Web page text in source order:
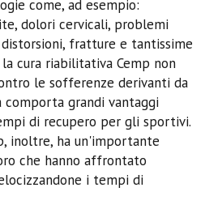
come, ad esempio:
dolori cervicali, problemi
fratture e tantissime
cura riabilitativa Cemp non
le sofferenze derivanti da
grandi vantaggi
di recupero per gli sportivi.
inoltre, ha un'importante
che hanno affrontato
i tempi di